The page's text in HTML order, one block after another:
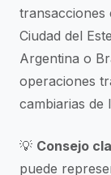
transacciones
Ciudad del
Argentina o
operaciones
cambiarias de
💡 Consejo
puede